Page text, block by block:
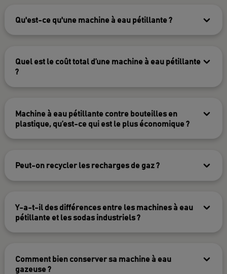
Qu'est-ce qu'une machine à eau pétillante ?
Quel est le coût total d’une machine à eau pétillante
?
Machine à eau pétillante contre bouteilles en
plastique, qu’est-ce qui est le plus économique ?
Peut-on recycler les recharges de gaz ?
Y-a-t-il des différences entre les machines à eau
pétillante et les sodas industriels ?
Comment bien conserver sa machine à eau
gazeuse ?